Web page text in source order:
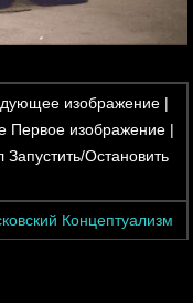
изображение |
Первое изображение |
Запустить/Остановить
Концептуализм